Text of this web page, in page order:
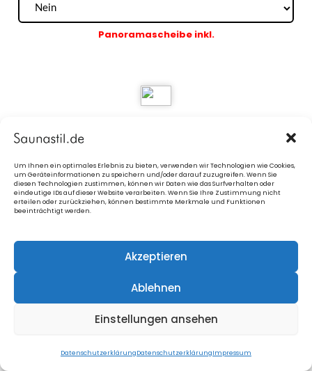
Um Ihnen ein optimales Erlebnis zu bieten, verwenden wir Technologien wie Cookies,
um Geräteinformationen zu speichern und/oder darauf zuzugreifen. Wenn Sie
diesen Technologien zustimmen, können wir Daten wie das Surfverhalten oder
eindeutige IDs auf dieser Website verarbeiten. Wenn Sie Ihre Zustimmung nicht
erteilen oder zurückziehen, können bestimmte Merkmale und Funktionen
beeinträchtigt werden.
Akzeptieren
Ablehnen
Einstellungen ansehen
DatenschutzerklärungDatenschutzerklärungImpressum
Panoramascheibe inkl.
4. Zusatzfenster im Vorraum
Panoramascheibe/n inkl.
5. Panoramafenstertransparent, getönt oder
verspiegelt